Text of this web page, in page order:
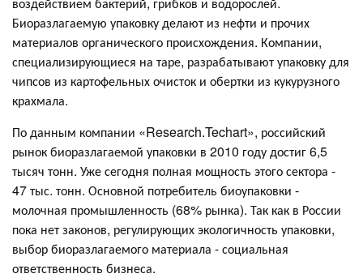
Биоразлагаемую упаковку делают из нефти и прочих
материалов органического происхождения. Компании,
специализирующиеся на таре, разрабатывают упаковку для
чипсов из картофельных очисток и обертки из кукурузного
крахмала.
По данным компании «Research.Techart», российский
рынок биоразлагаемой упаковки в 2010 году достиг 6,5
тысяч тонн. Уже сегодня полная мощность этого сектора -
47 тыс. тонн. Основной потребитель биоупаковки -
молочная промышленность (68% рынка). Так как в России
пока нет законов, регулирующих экологичность упаковки,
выбор биоразлагаемого материала - социальная
ответственность бизнеса.